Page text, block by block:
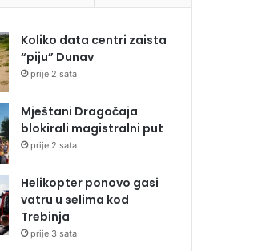
Koliko data centri zaista
“piju” Dunav
prije 2 sata
Mještani Dragočaja
blokirali magistralni put
prije 2 sata
Helikopter ponovo gasi
vatru u selima kod
Trebinja
prije 3 sata